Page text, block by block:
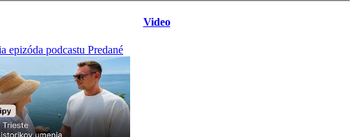
Video
epizóda podcastu Predané